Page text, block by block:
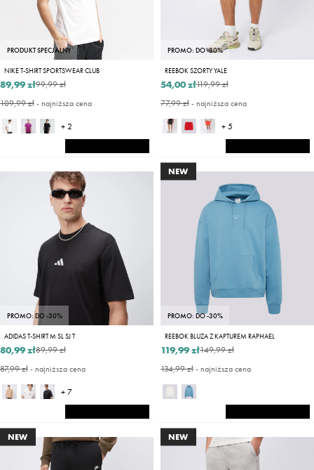
PRODUKT SPECJALNY
NIKE T-SHIRT SPORTSWEAR CLUB
99,99 zł
89,99 zł
109,99 zł- najniższa cena
+ 2
PROMO: DO -30%
REEBOK SZORTY YALE
119,99 zł
54,00 zł
77,99 zł- najniższa cena
+ 5
PROMO: DO -30%
ADIDAS T-SHIRT M SL SJ T
89,99 zł
80,99 zł
87,99 zł- najniższa cena
+ 7
NEW
PROMO: DO -30%
REEBOK BLUZA Z KAPTUREM RAPHAEL
149,99 zł
119,99 zł
134,99 zł- najniższa cena
NEW NEW